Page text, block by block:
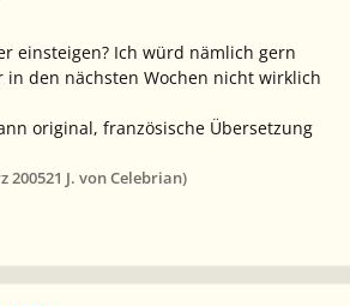
einsteigen? Ich würd nämlich gern
in den nächsten Wochen nicht wirklich
original, französische Übersetzung
200521 J. von Celebrian)